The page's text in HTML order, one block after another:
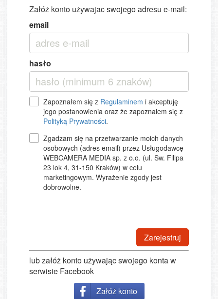
Załóż konto używajac swojego adresu e-mail:
email
hasło
Zapoznałem się z Regulaminem i akceptuję
jego postanowienia oraz że zapoznalem się z
Polityką Prywatności.
Zgadzam się na przetwarzanie moich danych
osobowych (adres email) przez Usługodawcę -
WEBCAMERA MEDIA sp. z o.o. (ul. Sw. Filipa
23 lok 4, 31-150 Kraków) w celu
marketingowym. Wyrażenie zgody jest
dobrowolne.
Zarejestruj
lub załóż konto używając swojego konta w
serwisie Facebook
Załóż konto